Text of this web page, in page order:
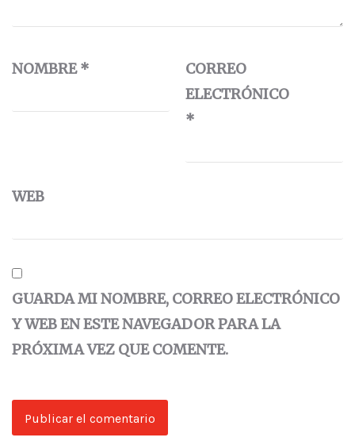
NOMBRE*
CORREO
ELECTRÓNICO
*
WEB
GUARDA MI NOMBRE, CORREO ELECTRÓNICO
Y WEB EN ESTE NAVEGADOR PARA LA
PRÓXIMA VEZ QUE COMENTE.